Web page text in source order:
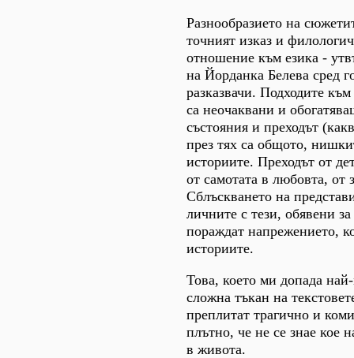
Разнообразието на
точният изказ и
отношение към езика -
на Йорданка Белева сред
разказвачи. Подходите
са неочаквани и
състояния и преходът
през тях са общото,
историите. Преходът от
от самотата в любовта, от
Сблъскването на
личните с тези, обявени
пораждат напрежението,
историите.
Това, което ми допада
сложна тъкан на
преплитат трагично и
плътно, че не се знае кое
в живота.